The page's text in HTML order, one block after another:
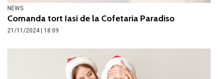
NEWS
Comanda tort Iasi de la Cofetaria Paradiso
21/11/2024 | 18:09